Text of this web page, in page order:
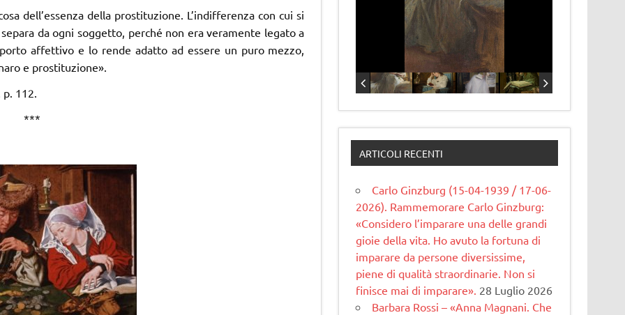
dell’essenza della prostituzione. L’indifferenza con cui si
da ogni soggetto, perché non era veramente legato a
affettivo e lo rende adatto ad essere un puro mezzo,
e prostituzione».
112.
***
ARTICOLI RECENTI
Carlo Ginzburg (15-04-1939 / 17-06-
2026). Rammemorare Carlo Ginzburg:
«Considero l’imparare una delle grandi
gioie della vita. Ho avuto la fortuna di
imparare da persone diversissime,
piene di qualità straordinarie. Non si
finisce mai di imparare». 28 Luglio 2026
Barbara Rossi – «Anna Magnani. Che